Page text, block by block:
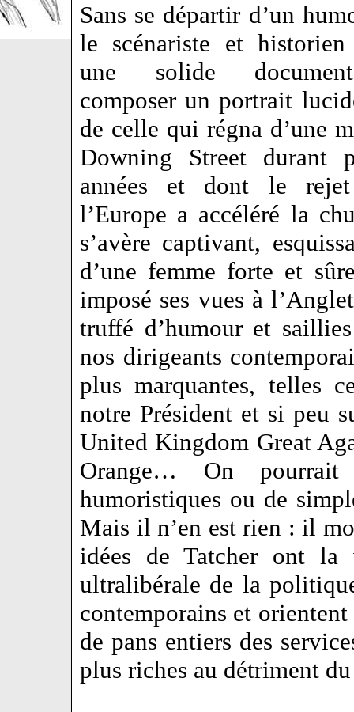
Sans se départir d’un
le scénariste et historien
une solide
composer un portrait
de celle qui régna d’une
Downing Street durant
années et dont le
l’Europe a accéléré la
s’avère captivant,
d’une femme forte et
imposé ses vues à
truffé d’humour et
nos dirigeants
plus marquantes, telles
notre Président et si peu
United Kingdom Great
Orange… On pourrait
humoristiques ou de
Mais il n’en est rien : il
idées de Tatcher ont
ultralibérale de la
contemporains et
de pans entiers des
plus riches au détriment